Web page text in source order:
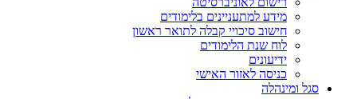
מידע למתעניינים בלימודים
חישוב סיכויי קבלה לתואר ראשון
לוח שנת הלימודים
ידיעונים
כניסה לאזור האישי
סגל ומינהלה